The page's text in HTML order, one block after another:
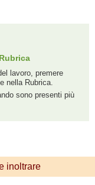
lavoro, premere
nella Rubrica.
sono presenti più
inoltrare